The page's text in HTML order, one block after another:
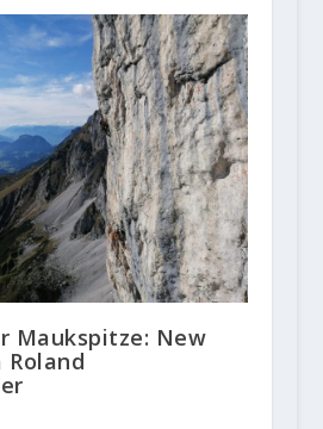
Maukspitze: New